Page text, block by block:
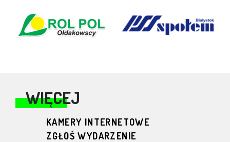
WIĘCEJ
KAMERY INTERNETOWE
ZGŁOŚ WYDARZENIE